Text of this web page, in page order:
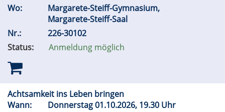
Wo:
Margarete-Steiff-Gymnasium,
Margarete-Steiff-Saal
Nr.:
226-30102
Status:
Anmeldung möglich
Achtsamkeit ins Leben bringen
Wann:
Donnerstag 01.10.2026, 19.30 Uhr